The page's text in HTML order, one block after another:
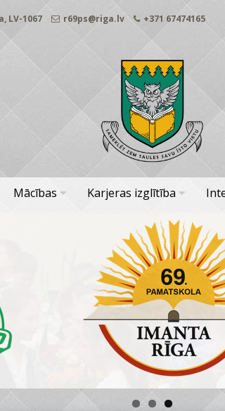
LV-1067 r69ps@riga.lv +371 67474165
Mācības Karjeras izglītība